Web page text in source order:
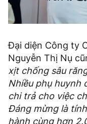
Đại diện Công ty
Nguyễn Thị Nụ
xịt chống sâu
Nhiều phụ huynh
chi trả cho việc
Đáng mừng là
hành cùng hơn